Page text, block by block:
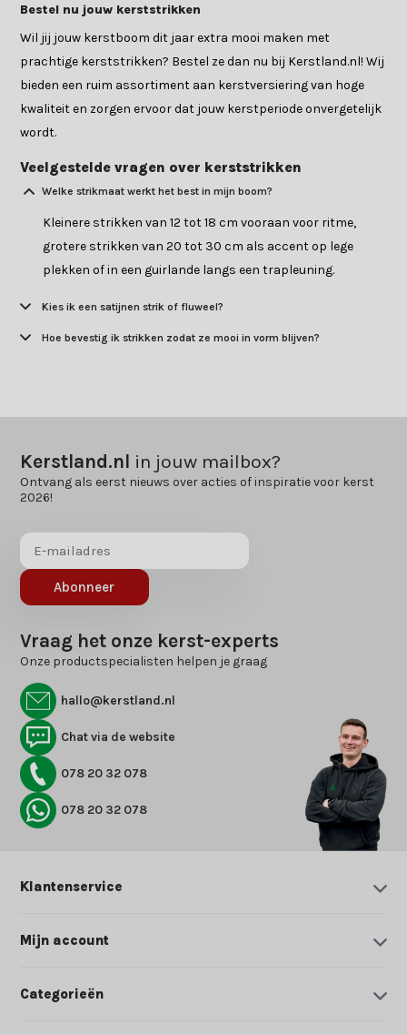
Bestel nu jouw kerststrikken
Wil jij jouw kerstboom dit jaar extra mooi maken met
prachtige kerststrikken? Bestel ze dan nu bij Kerstland.nl! Wij
bieden een ruim assortiment aan kerstversiering van hoge
kwaliteit en zorgen ervoor dat jouw kerstperiode onvergetelijk
wordt.
Veelgestelde vragen over kerststrikken
Welke strikmaat werkt het best in mijn boom?
Kleinere strikken van 12 tot 18 cm vooraan voor ritme,
grotere strikken van 20 tot 30 cm als accent op lege
plekken of in een guirlande langs een trapleuning.
Kies ik een satijnen strik of fluweel?
Hoe bevestig ik strikken zodat ze mooi in vorm blijven?
Kerstland.nl in jouw mailbox?
Ontvang als eerst nieuws over acties of inspiratie voor kerst
2026!
Abonneer
Vraag het onze kerst-experts
Onze productspecialisten helpen je graag
hallo@kerstland.nl
Chat via de website
078 20 32 078
078 20 32 078
Klantenservice
Mijn account
Categorieën